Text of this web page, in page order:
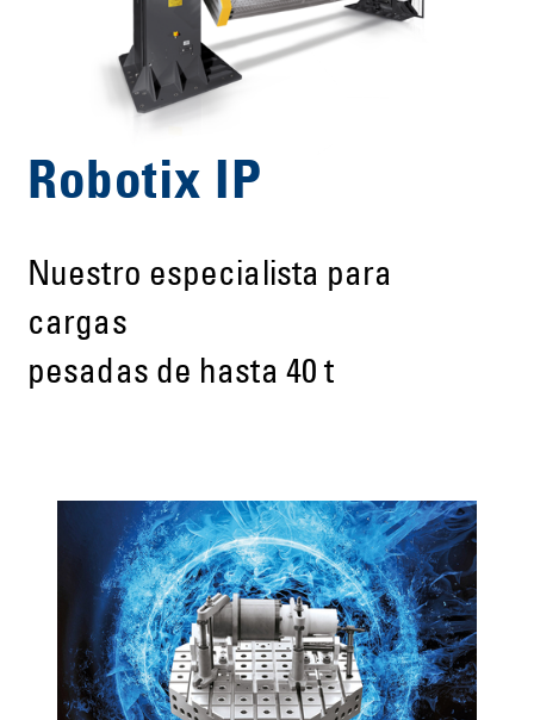
Robotix IP
Nuestro especialista para
cargas
pesadas de hasta 40 t